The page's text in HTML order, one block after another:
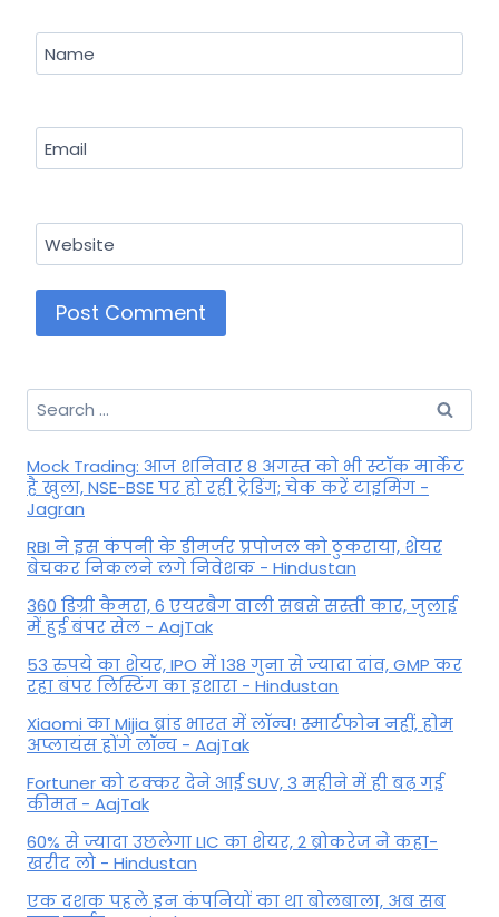
Name
Email
Website
Search
for:
Mock Trading: आज शनिवार 8 अगस्त को भी स्टॉक मार्केट
है खुला, NSE-BSE पर हो रही ट्रेडिंग; चेक करें टाइमिंग -
Jagran
RBI ने इस कंपनी के डीमर्जर प्रपोजल को ठुकराया, शेयर
बेचकर निकलने लगे निवेशक - Hindustan
360 डिग्री कैमरा, 6 एयरबैग वाली सबसे सस्ती कार, जुलाई
में हुई बंपर सेल - AajTak
53 रुपये का शेयर, IPO में 138 गुना से ज्यादा दांव, GMP कर
रहा बंपर लिस्टिंग का इशारा - Hindustan
Xiaomi का Mijia ब्रांड भारत में लॉन्च! स्मार्टफोन नहीं, होम
अप्लायंस होंगे लॉन्च - AajTak
Fortuner को टक्कर देने आई SUV, 3 महीने में ही बढ़ गई
कीमत - AajTak
60% से ज्यादा उछलेगा LIC का शेयर, 2 ब्रोकरेज ने कहा-
खरीद लो - Hindustan
एक दशक पहले इन कंपनियों का था बोलबाला, अब सब